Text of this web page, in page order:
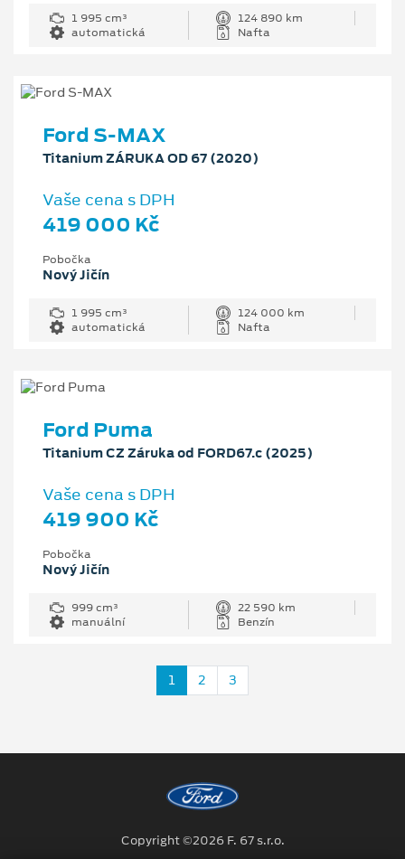
1 995 cm³
124 890 km
automatická
Nafta
Ford S-MAX
Titanium ZÁRUKA OD 67 (2020)
Vaše cena s DPH
419 000 Kč
Pobočka
Nový Jičín
1 995 cm³
124 000 km
automatická
Nafta
Ford Puma
Titanium CZ Záruka od FORD67.c (2025)
Vaše cena s DPH
419 900 Kč
Pobočka
Nový Jičín
999 cm³
22 590 km
manuální
Benzín
1 2 3
Copyright ©2026 F. 67 s.r.o.